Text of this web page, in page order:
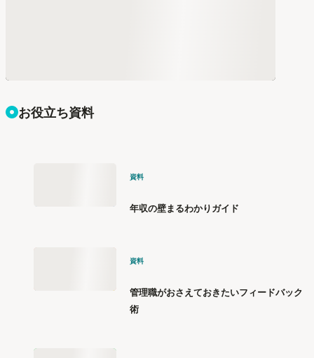
お役立ち資料
資料
年収の壁まるわかりガイド
資料
管理職がおさえておきたいフィードバック
術